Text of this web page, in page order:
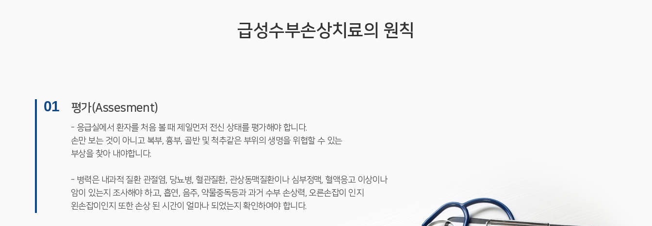
급성수부손상치료의 원칙
01 평가(Assesment)
- 응급실에서 환자를 처음 볼 때 제일먼저 전신 상태를 평가해야 합니다.
손만 보는 것이 아니고 복부, 흉부, 골반 및 척추같은 부위의 생명을 위협할 수 있는
부상을 찾아 내야합니다.
- 병력은 내과적 질환 관절염, 당뇨병, 혈관질환, 관상동맥질환이나 심부정맥, 혈액응고 이상이나
암이 있는지 조사해야 하고, 흡연, 음주, 약물중독등과 과거 수부 손상력, 오른손잡이 인지
왼손잡이인지 또한 손상 된 시간이 얼마나 되었는지 확인하여야 합니다.